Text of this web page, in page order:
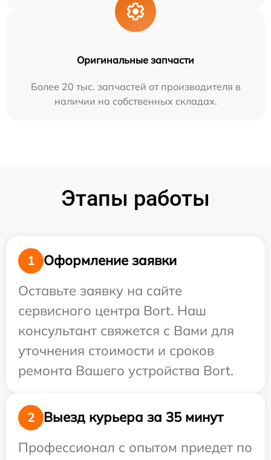
Оригинальные запчасти
Более 20 тыс. запчастей от производителя в
наличии на собственных складах.
Этапы работы
1
Оформление заявки
Оставьте заявку на сайте
сервисного центра Bort. Наш
консультант свяжется с Вами для
уточнения стоимости и сроков
ремонта Вашего устройства Bort.
2
Выезд курьера за 35 минут
Профессионал с опытом приедет по